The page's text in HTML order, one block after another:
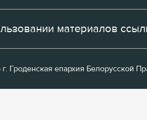
материалов
Гроденская епархия Белорусской